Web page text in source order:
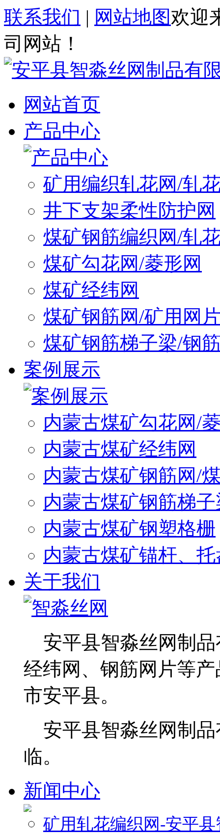
联系我们 | 网站地图欢迎
司网站！
网站首页
产品中心
矿用编织轧花网/轧
井下支架柔性防护网
煤矿钢筋编织网/轧
煤矿勾花网/菱形网
煤矿经纬网
煤矿钢筋网/矿用网
煤矿钢筋梯子梁/钢
案例展示
内蒙古煤矿勾花网/
内蒙古煤矿经纬网
内蒙古煤矿钢筋网/
内蒙古煤矿钢筋梯
内蒙古煤矿钢塑格栅
内蒙古煤矿锚杆、托
关于我们
安平县智淼丝网制品
经纬网、钢筋网片等
市安平县。
安平县智淼丝网制品
临。
新闻中心
矿用轧花编织网-安平